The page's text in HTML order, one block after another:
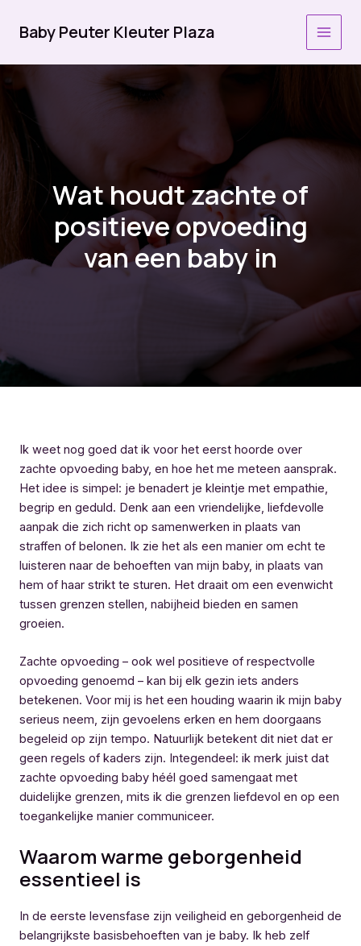
naar
inhoud
Baby Peuter Kleuter Plaza
Wat houdt zachte of
positieve opvoeding
van een baby in
Ik weet nog goed dat ik voor het eerst hoorde over
zachte opvoeding baby, en hoe het me meteen aansprak.
Het idee is simpel: je benadert je kleintje met empathie,
begrip en geduld. Denk aan een vriendelijke, liefdevolle
aanpak die zich richt op samenwerken in plaats van
straffen of belonen. Ik zie het als een manier om echt te
luisteren naar de behoeften van mijn baby, in plaats van
hem of haar strikt te sturen. Het draait om een evenwicht
tussen grenzen stellen, nabijheid bieden en samen
groeien.
Zachte opvoeding – ook wel positieve of respectvolle
opvoeding genoemd – kan bij elk gezin iets anders
betekenen. Voor mij is het een houding waarin ik mijn baby
serieus neem, zijn gevoelens erken en hem doorgaans
begeleid op zijn tempo. Natuurlijk betekent dit niet dat er
geen regels of kaders zijn. Integendeel: ik merk juist dat
zachte opvoeding baby héél goed samengaat met
duidelijke grenzen, mits ik die grenzen liefdevol en op een
toegankelijke manier communiceer.
Waarom warme geborgenheid
essentieel is
In de eerste levensfase zijn veiligheid en geborgenheid de
belangrijkste basisbehoeften van je baby. Ik heb zelf